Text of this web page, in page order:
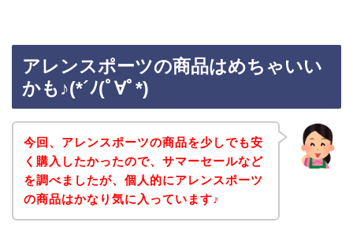
アレンスポーツの商品はめちゃいい
かも♪(*´ﾉ(ﾟ∀ﾟ*)
今回、アレンスポーツの商品を少しでも安
く購入したかったので、サマーセールなど
を調べましたが、個人的にアレンスポーツ
の商品はかなり気に入っています♪